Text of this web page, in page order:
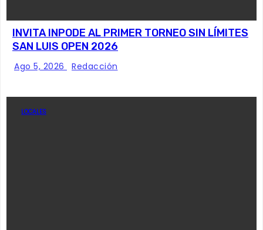
INVITA INPODE AL PRIMER TORNEO SIN LÍMITES
SAN LUIS OPEN 2026
Ago 5, 2026 Redacción
LOCALES